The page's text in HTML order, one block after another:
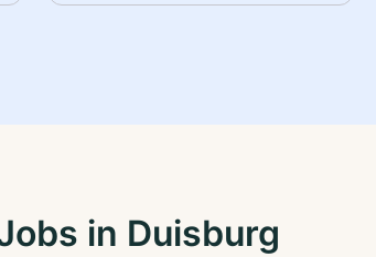
in Duisburg